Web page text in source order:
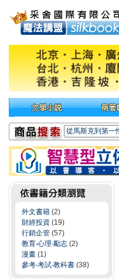
外文書籍 (2)
財經投資 (19)
行銷企管 (57)
教育‧心理‧勵志 (2)
漫畫 (1)
參考‧考試‧教科書 (38)